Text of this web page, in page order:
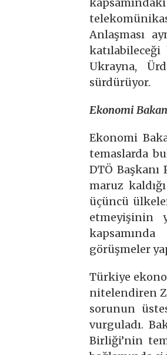
Anlaşması
Ukrayna,
sürdürüyor.
Ekonomi
Ekonomi
temaslarda
DTÖ
maruz
üçüncü
etmeyişinin
görüşmeler
Türkiye
nitelendiren
sorunun
vurguladı.
Birliği’nin